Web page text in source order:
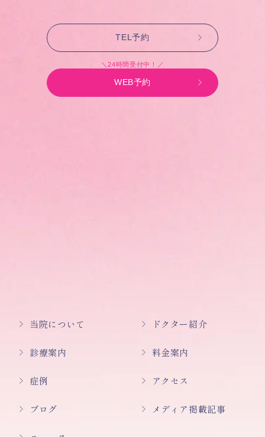
TEL予約
＼24時間受付中！／
WEB予約
当院について ドクター紹介
診療案内 料金案内
症例 アクセス
ブログ メディア掲載記事